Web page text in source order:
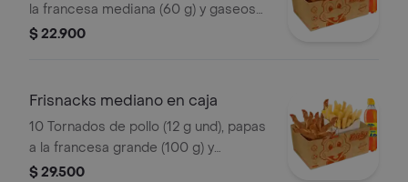
la francesa mediana (60 g) y gaseosa
(470 ml)
$ 22.900
Frisnacks mediano en caja
10 Tornados de pollo (12 g und), papas
a la francesa grande (100 g) y
gaseosa (470 ml)
$ 29.500